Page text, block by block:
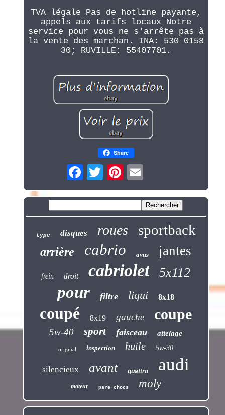
TVA légale Pas de hotline payante,
appels aux tarifs locaux Notre
service pour vous ne s'arrête pas à
la vente des marchan. INA: 530 0158
30; RUVILLE: 55407701.
Share
type disques roues sportback
arrière cabrio avus jantes
frein droit cabriolet 5x112
pour filtre liqui 8x18
coupé 8x19 gauche coupe
5w-40 sport faisceau attelage
original inspection huile 5w-30
silencieux avant quattro audi
moteur pare-chocs moly